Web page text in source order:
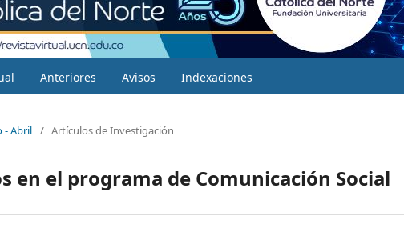
Anteriores Avisos Indexaciones
- Abril / Artículos de Investigación
en el programa de Comunicación Social